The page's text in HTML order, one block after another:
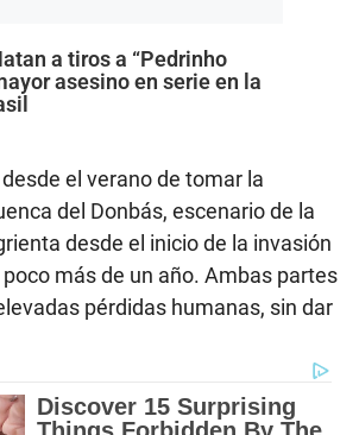
a tiros a “Pedrinho
asesino en serie en la
el verano de tomar la
del Donbás, escenario de la
desde el inicio de la invasión
poco más de un año. Ambas partes
pérdidas humanas, sin dar